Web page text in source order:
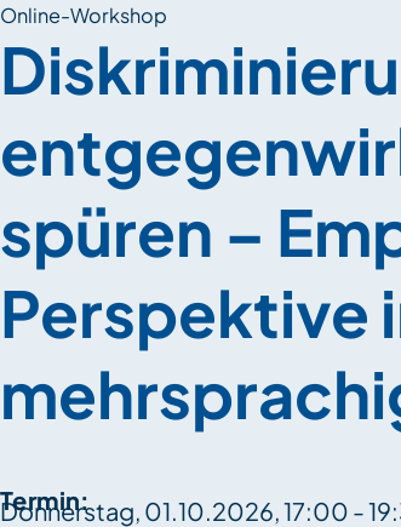
Online-Workshop
spüren –
Perspektive
Termin:
Donnerstag, 01.10.2026, 17:00 -